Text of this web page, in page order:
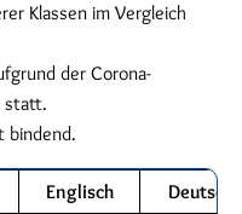
Klassen im Vergleich
der Corona-
statt.
bindend.
Englisch
Deutsch